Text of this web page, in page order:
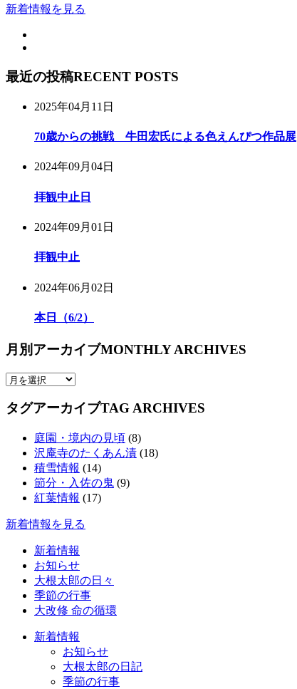
新着情報を見る
最近の投稿RECENT POSTS
2025年04月11日
70歳からの挑戦 牛田宏氏による色えんぴつ作品展
2024年09月04日
拝観中止日
2024年09月01日
拝観中止
2024年06月02日
本日（6/2）
月別アーカイブMONTHLY ARCHIVES
タグアーカイブTAG ARCHIVES
庭園・境内の見頃 (8)
沢庵寺のたくあん漬 (18)
積雪情報 (14)
節分・入佐の鬼 (9)
紅葉情報 (17)
新着情報を見る
新着情報
お知らせ
大根太郎の日々
季節の行事
大改修 命の循環
新着情報
お知らせ
大根太郎の日記
季節の行事